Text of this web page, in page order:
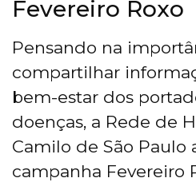
Fevereiro Roxo
Pensando na
compartilhar
bem-estar dos
doenças, a Rede de
Camilo de São Paulo
campanha Fevereiro